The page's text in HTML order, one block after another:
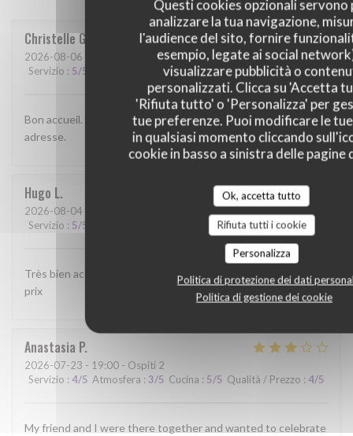
Questi cookies opzionali servono
analizzare la tua navigazione,
l'audience del sito, fornire
esempio, legate ai social
visualizzare pubblicità o
personalizzati. Clicca su 'Accetta
'Rifiuta tutto' o 'Personalizza' per
tue preferenze. Puoi modificare le
in qualsiasi momento cliccando
cookie in basso a sinistra delle pagine
Ok, accetta tutto
Rifiuta tutti i cookie
Personalizza
Politica di protezione dei dati
Politica di gestione dei cookie
ChristelleG
2026-08-06 - 12:00 - Ospiti 3
Servizio : 5/5 /5 Cucina: 4/5 Qualità / Prezzo :4/5
Bon accueil. Service rapide. Bonne cuisine. Bref une bonne
adresse.
Hugo L
2026-08-04
Servizio : 5/5 /5 Qualità / Prezzo:
Très bien accueilli , les plats étaient bon . Bon rapport qualité
prix
Anastasia P
2026-07-23 - 19:00 - Ospiti 2
Servizio : 4/5 Atmosfera : 3/5 Cucina : 5/5 Qualità / Prezzo : 4/5
My friend and I were there together and wanted to celebrate